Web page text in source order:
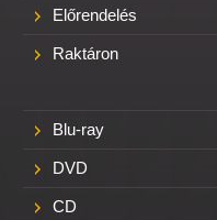
Előrendelés
Raktáron
Blu-ray
DVD
CD